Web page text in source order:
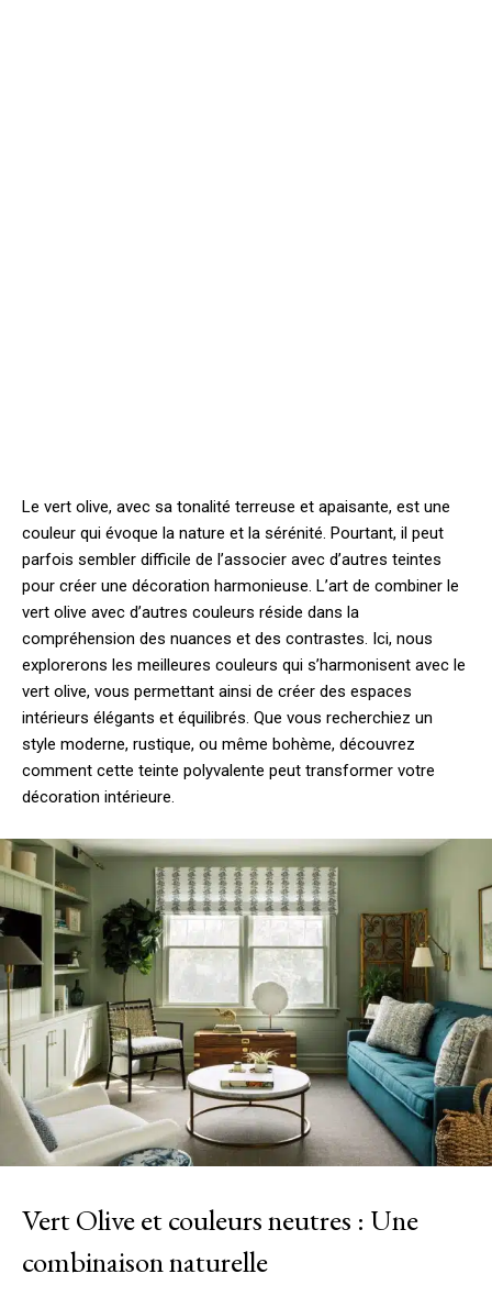
Le vert olive, avec sa tonalité terreuse et apaisante, est une
couleur qui évoque la nature et la sérénité. Pourtant, il peut
parfois sembler difficile de l’associer avec d’autres teintes
pour créer une décoration harmonieuse. L’art de combiner le
vert olive avec d’autres couleurs réside dans la
compréhension des nuances et des contrastes. Ici, nous
explorerons les meilleures couleurs qui s’harmonisent avec le
vert olive, vous permettant ainsi de créer des espaces
intérieurs élégants et équilibrés. Que vous recherchiez un
style moderne, rustique, ou même bohème, découvrez
comment cette teinte polyvalente peut transformer votre
décoration intérieure.
Vert Olive et couleurs neutres : Une
combinaison naturelle